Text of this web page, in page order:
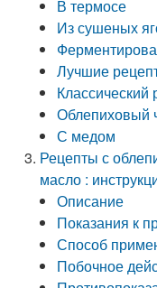
В термосе
Из сушеных
Лучшие
Классический
Облепиховый
С медом
Рецепты с
масло :
Описание
Показания к
Способ
Побочное